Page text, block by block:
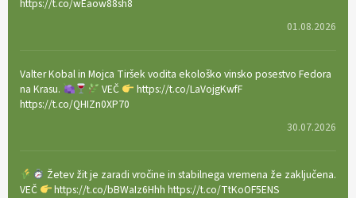
https://t.co/wEaow88sh8
01.08.2026
Valter Kobal in Mojca Tiršek vodita ekološko vinsko posestvo Fedora
na Krasu.
VEČ
https://t.co/LaVojgKwfF
https://t.co/QHIZn0XP70
30.07.2026
Žetev žit je zaradi vročine in stabilnega vremena že zaključena.
VEČ
https://t.co/bBWaIz6Hhh https://t.co/TtKoOF5ENS